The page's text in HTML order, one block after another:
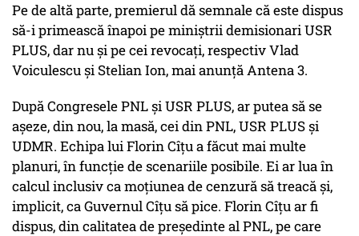
Pe de altă parte, premierul dă semnale că este dispus
să-i primească înapoi pe miniștrii demisionari USR
PLUS, dar nu și pe cei revocați, respectiv Vlad
Voiculescu și Stelian Ion, mai anunță Antena 3.
După Congresele PNL și USR PLUS, ar putea să se
așeze, din nou, la masă, cei din PNL, USR PLUS și
UDMR. Echipa lui Florin Cîțu a făcut mai multe
planuri, în funcție de scenariile posibile. Ei ar lua în
calcul inclusiv ca moțiunea de cenzură să treacă și,
implicit, ca Guvernul Cîțu să pice. Florin Cîțu ar fi
dispus, din calitatea de președinte al PNL, pe care